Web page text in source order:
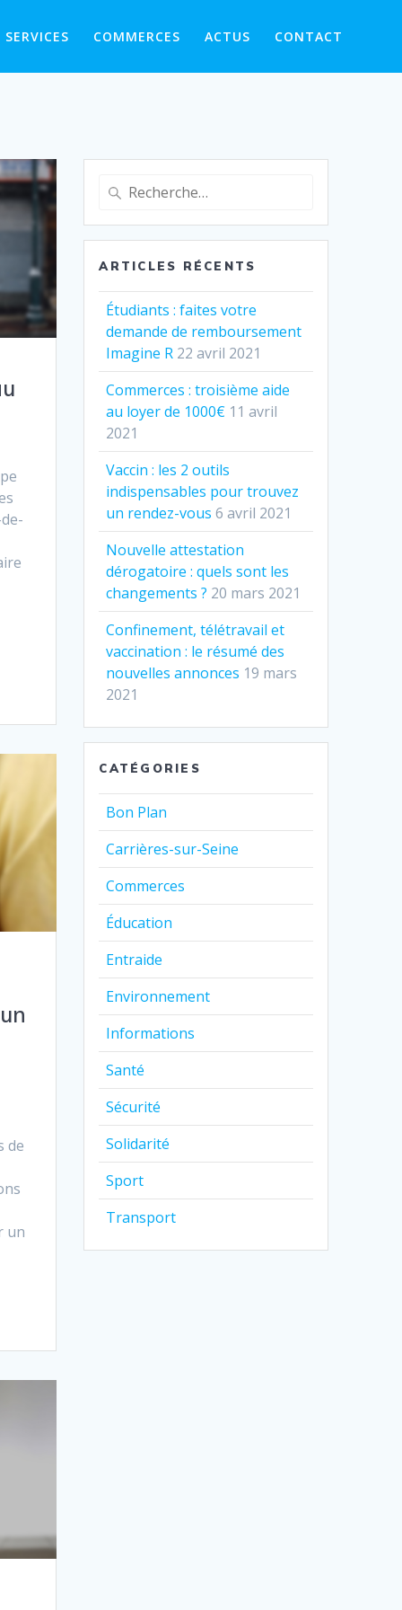
SERVICES COMMERCES ACTUS CONTACT
de
un
Recherche
:
ARTICLES RÉCENTS
Étudiants : faites votre
demande de remboursement
Imagine R 22 avril 2021
Commerces : troisième aide
au loyer de 1000€ 11 avril
2021
Vaccin : les 2 outils
indispensables pour trouvez
un rendez-vous 6 avril 2021
Nouvelle attestation
dérogatoire : quels sont les
changements ? 20 mars 2021
Confinement, télétravail et
vaccination : le résumé des
nouvelles annonces 19 mars
2021
CATÉGORIES
Bon Plan
Carrières-sur-Seine
Commerces
Éducation
Entraide
Environnement
Informations
Santé
Sécurité
Solidarité
Sport
Transport